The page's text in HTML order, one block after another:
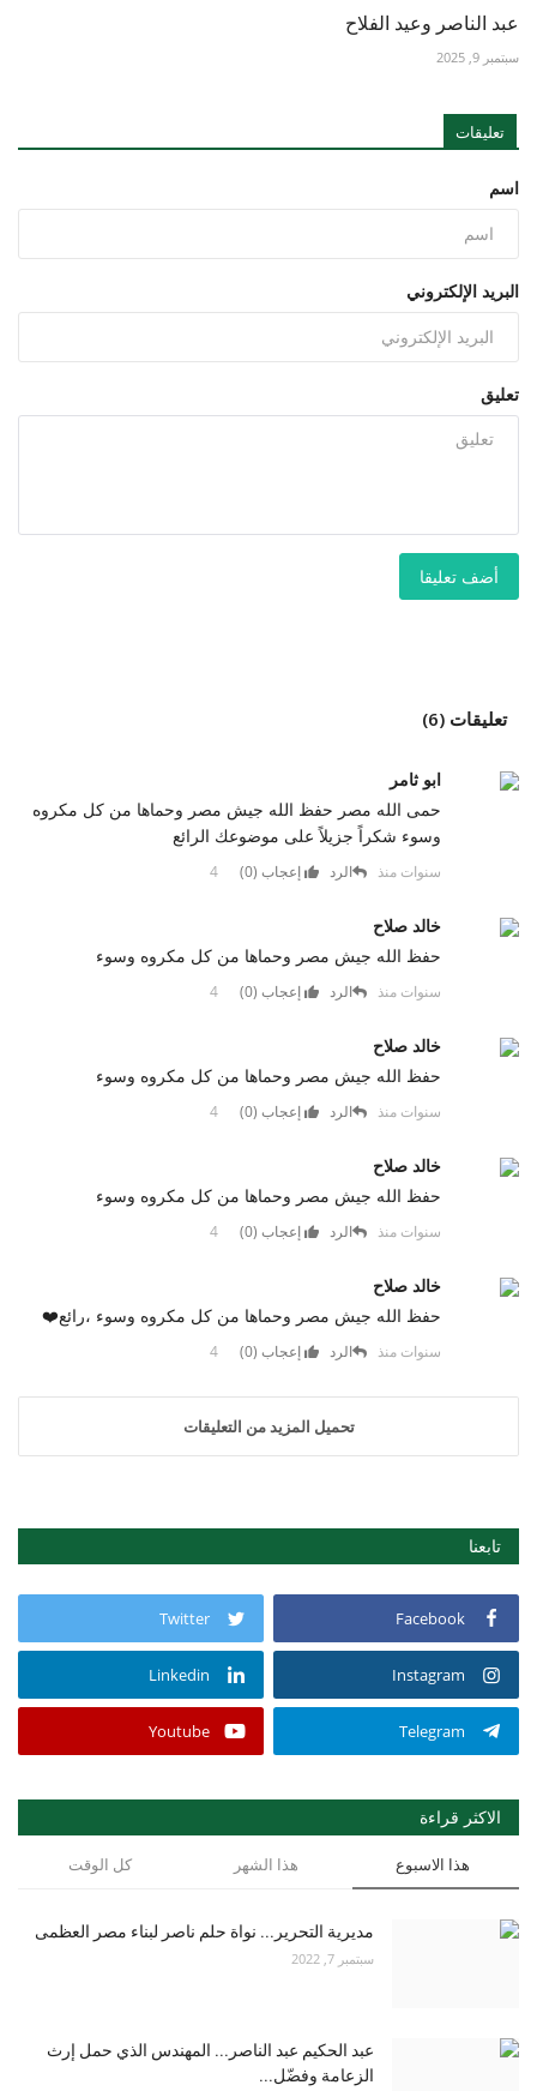
عبد الناصر وعيد الفلاح
سبتمبر 9, 2025
تعليقات
اسم
البريد الإلكتروني
تعليق
أضف تعليقا
تعليقات (6)
ابو ثامر
حمى الله مصر حفظ الله جيش مصر وحماها من كل مكروه
وسوء شكراً جزيلاً على موضوعك الرائع
4 سنوات منذ الرد إعجاب (0
)
خالد صلاح
حفظ الله جيش مصر وحماها من كل مكروه وسوء
4 سنوات منذ الرد إعجاب (0
)
خالد صلاح
حفظ الله جيش مصر وحماها من كل مكروه وسوء
4 سنوات منذ الرد إعجاب (0
)
خالد صلاح
حفظ الله جيش مصر وحماها من كل مكروه وسوء
4 سنوات منذ الرد إعجاب (0
)
خالد صلاح
حفظ الله جيش مصر وحماها من كل مكروه وسوء ،رائع❤️
4 سنوات منذ الرد إعجاب (0
)
تحميل المزيد من التعليقات
تابعنا
Facebook
Twitter
Instagram
Linkedin
Telegram
Youtube
الاكثر قراءة
هذا الاسبوع هذا الشهر كل الوقت
مديرية التحرير... نواة حلم ناصر لبناء مصر العظمى
سبتمبر 7, 2022
عبد الحكيم عبد الناصر... المهندس الذي حمل إرث
الزعامة وفضّل...